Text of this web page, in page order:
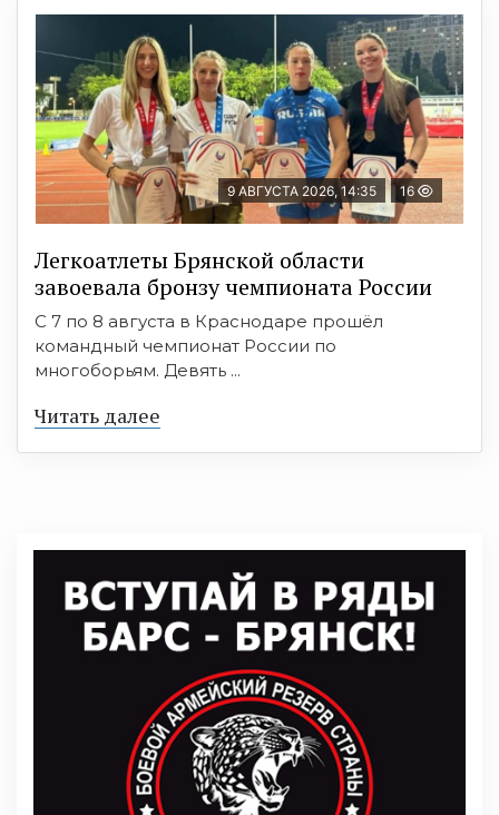
9 АВГУСТА 2026, 14:35 16
Легкоатлеты Брянской области
завоевала бронзу чемпионата России
С 7 по 8 августа в Краснодаре прошёл
командный чемпионат России по
многоборьям. Девять ...
Читать далее